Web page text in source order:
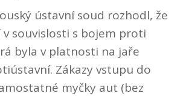
ústavní soud rozhodl, že
souvislosti s bojem proti
byla v platnosti na jaře
Zákazy vstupu do
myčky aut (bez